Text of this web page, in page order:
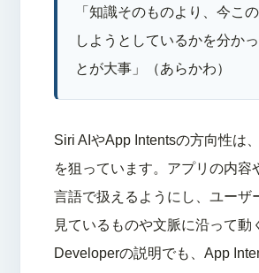
「知識そのものより、今こ
しようとしているかを分か
とが大事」（あらかわ）
Siri AIやApp Intentsの方向性は
を狙っています。アプリの内容
言語で扱えるようにし、ユーザ
見ているものや文脈に沿って動
Developerの説明でも、App